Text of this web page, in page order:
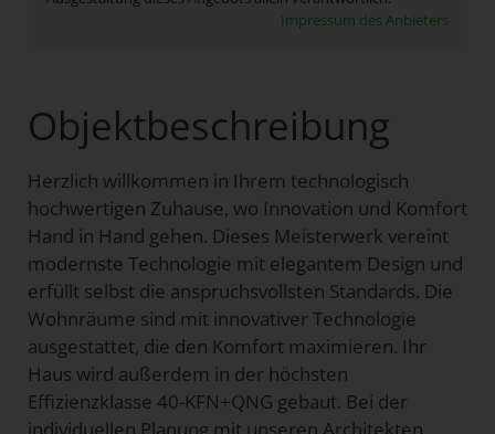
Impressum des Anbieters
Objektbeschreibung
Herzlich willkommen in Ihrem technologisch
hochwertigen Zuhause, wo Innovation und Komfort
Hand in Hand gehen. Dieses Meisterwerk vereint
modernste Technologie mit elegantem Design und
erfüllt selbst die anspruchsvollsten Standards. Die
Wohnräume sind mit innovativer Technologie
ausgestattet, die den Komfort maximieren. Ihr
Haus wird außerdem in der höchsten
Effizienzklasse 40-KFN+QNG gebaut. Bei der
individuellen Planung mit unseren Architekten